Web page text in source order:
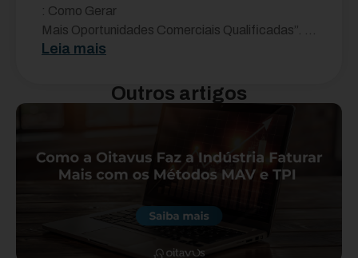
: Como Gerar
Mais Oportunidades Comerciais Qualificadas”. ...
Leia mais
Outros artigos